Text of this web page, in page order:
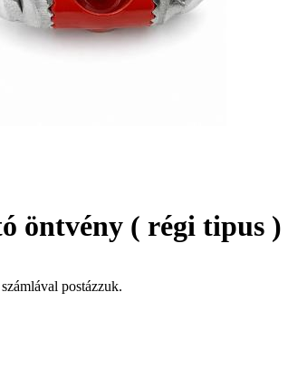
öntvény ( régi tipus )
postázzuk.